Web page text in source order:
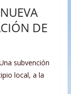
DE
subvención
local, a la